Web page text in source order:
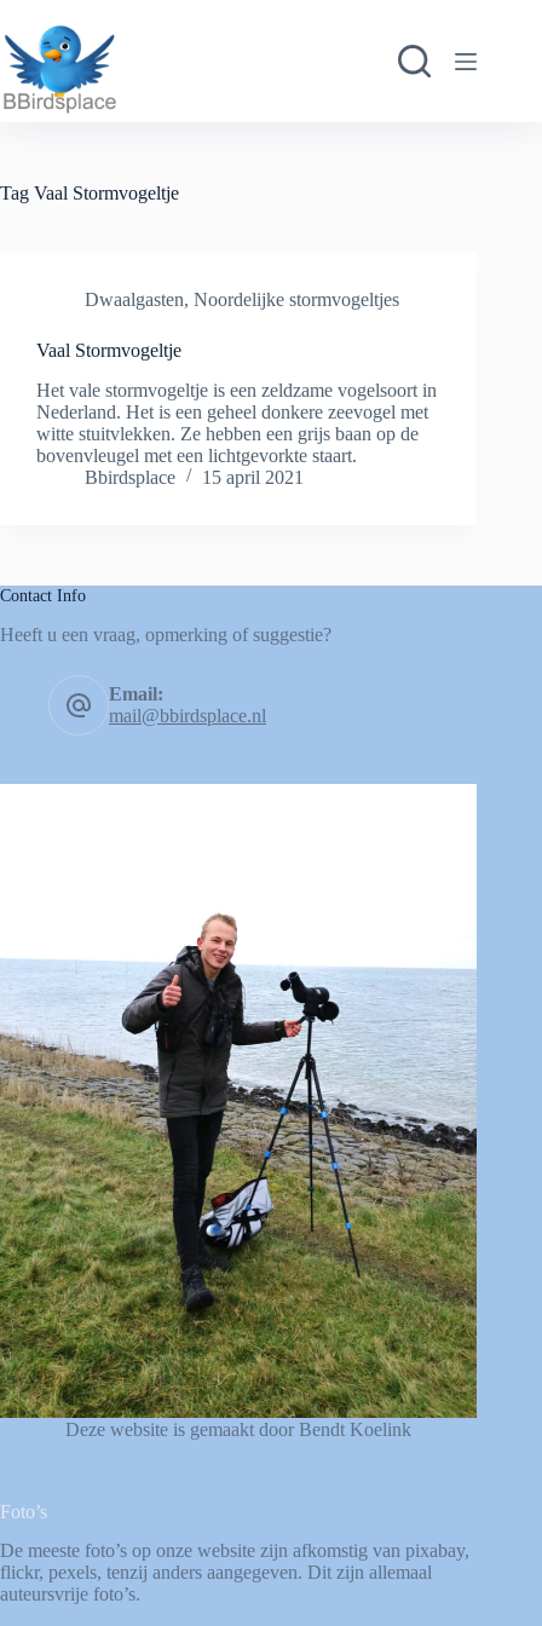
naar
de
inhoud
Tag Vaal Stormvogeltje
Dwaalgasten, Noordelijke stormvogeltjes
Vaal Stormvogeltje
Het vale stormvogeltje is een zeldzame vogelsoort in
Nederland. Het is een geheel donkere zeevogel met
witte stuitvlekken. Ze hebben een grijs baan op de
bovenvleugel met een lichtgevorkte staart.
Bbirdsplace
15 april 2021
Contact Info
Heeft u een vraag, opmerking of suggestie?
Email:
mail@bbirdsplace.nl
Deze website is gemaakt door Bendt Koelink
Foto’s
De meeste foto’s op onze website zijn afkomstig van pixabay,
flickr, pexels, tenzij anders aangegeven. Dit zijn allemaal
auteursvrije foto’s.